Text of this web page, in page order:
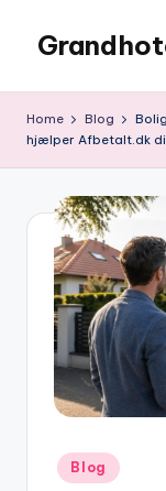
content
Home Blog
hjælper Afbetalt.dk
Posted
in
Blog